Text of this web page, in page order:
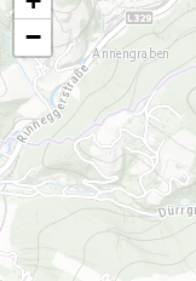
−